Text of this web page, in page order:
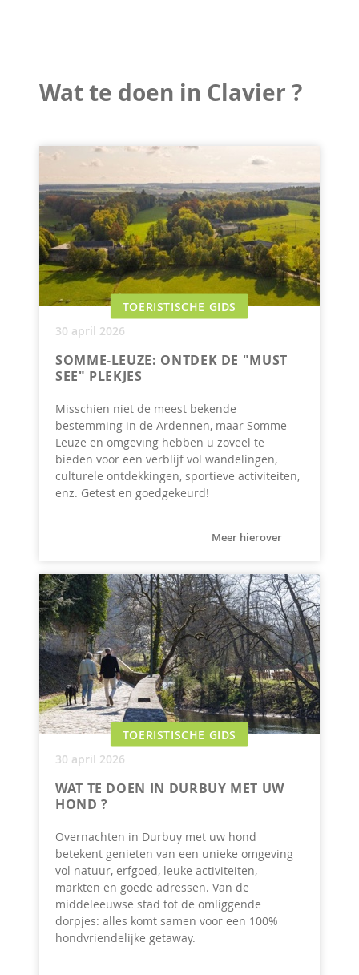
Wat te doen in Clavier ?
TOERISTISCHE GIDS
30 april 2026
SOMME-LEUZE: ONTDEK DE "MUST
SEE" PLEKJES
Misschien niet de meest bekende
bestemming in de Ardennen, maar Somme-
Leuze en omgeving hebben u zoveel te
bieden voor een verblijf vol wandelingen,
culturele ontdekkingen, sportieve activiteiten,
enz. Getest en goedgekeurd!
Meer hierover
TOERISTISCHE GIDS
30 april 2026
WAT TE DOEN IN DURBUY MET UW
HOND ?
Overnachten in Durbuy met uw hond
betekent genieten van een unieke omgeving
vol natuur, erfgoed, leuke activiteiten,
markten en goede adressen. Van de
middeleeuwse stad tot de omliggende
dorpjes: alles komt samen voor een 100%
hondvriendelijke getaway.